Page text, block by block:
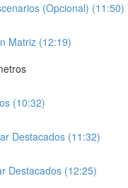
(Opcional) (11:50)
Matriz (12:19)
(10:32)
Destacados (11:32)
Destacados (12:25)